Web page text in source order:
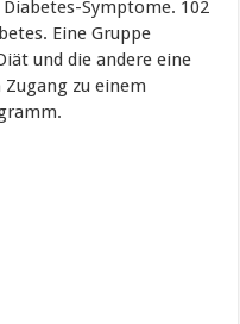
Symptome. 102
Eine Gruppe
und die andere eine
zu einem